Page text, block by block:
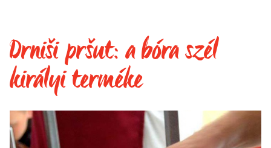
Drniši pršut: a bóra szél
királyi terméke